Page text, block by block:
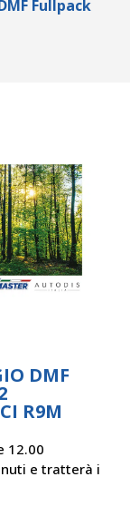
Fullpack
DMF
R9M
12.00
e tratterà i